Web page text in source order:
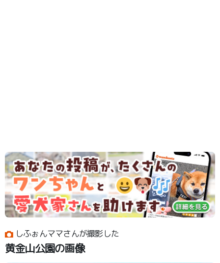
しふぉんママさんが撮影した
黄金山公園の画像